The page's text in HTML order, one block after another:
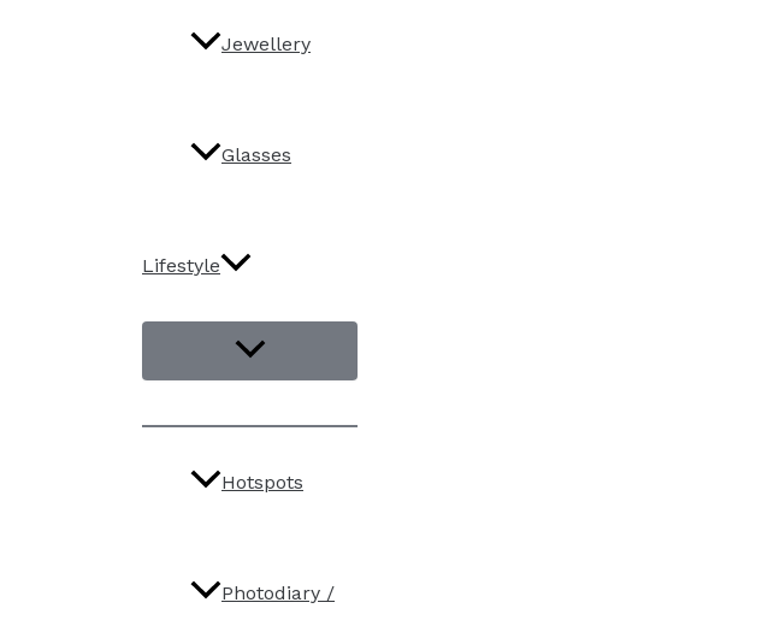
Jewellery
Glasses
Lifestyle
Hotspots
Photodiary /